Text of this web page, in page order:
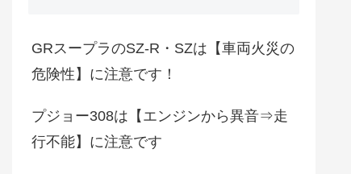
GRスープラのSZ-R・SZは【車両火災の
危険性】に注意です！
プジョー308は【エンジンから異音⇒走
行不能】に注意です